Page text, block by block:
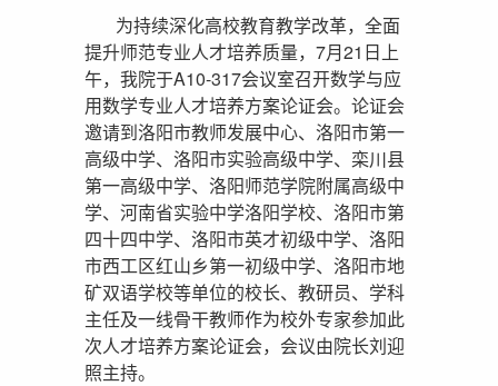
为持续深化高校教育教学改革，全面
提升师范专业人才培养质量，7月21日上
午，我院于A10-317会议室召开数学与应
用数学专业人才培养方案论证会。论证会
邀请到洛阳市教师发展中心、洛阳市第一
高级中学、洛阳市实验高级中学、栾川县
第一高级中学、洛阳师范学院附属高级中
学、河南省实验中学洛阳学校、洛阳市第
四十四中学、洛阳市英才初级中学、洛阳
市西工区红山乡第一初级中学、洛阳市地
矿双语学校等单位的校长、教研员、学科
主任及一线骨干教师作为校外专家参加此
次人才培养方案论证会，会议由院长刘迎
照主持。